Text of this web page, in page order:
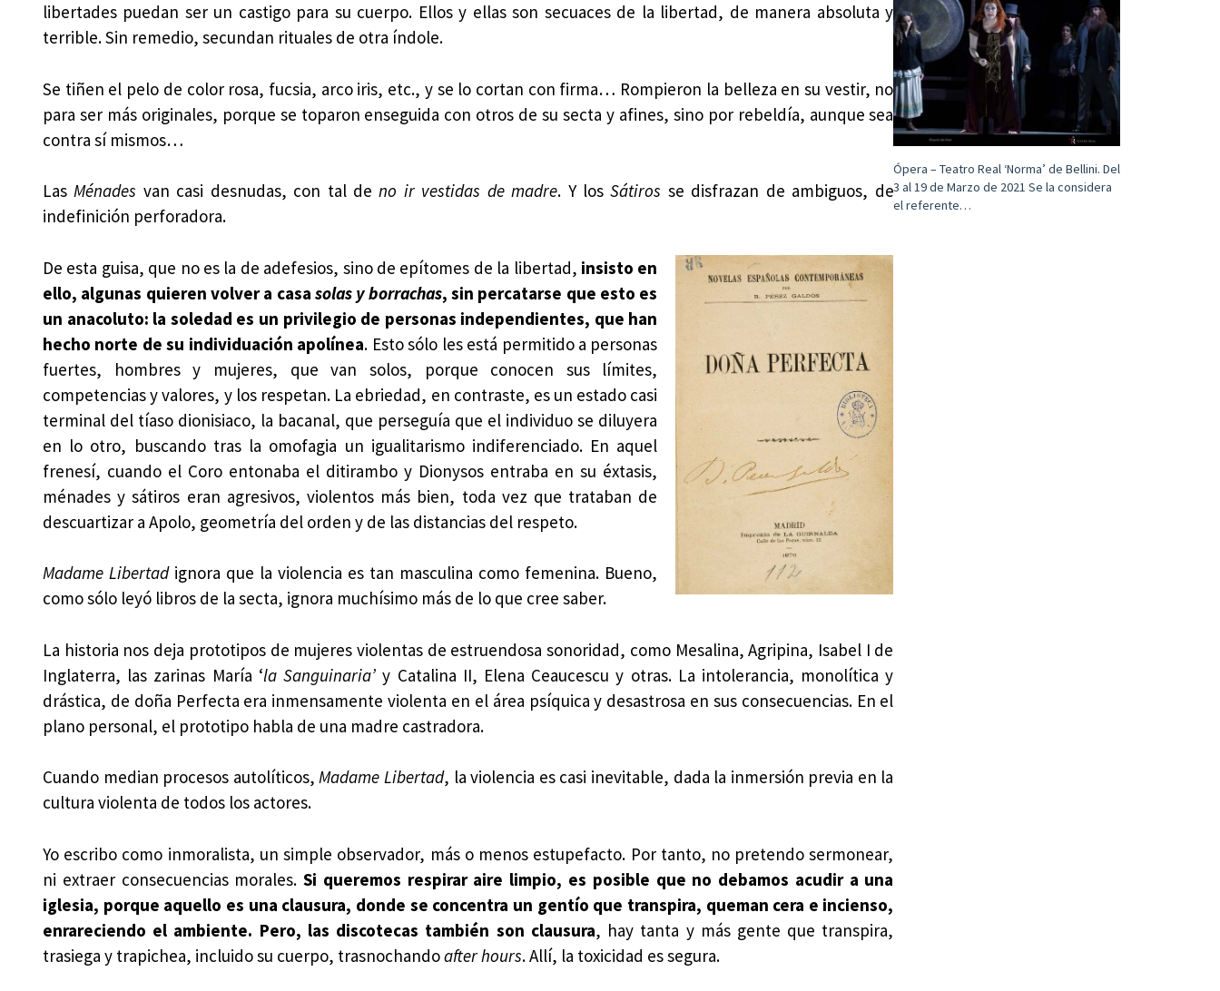
libertades puedan ser un castigo para su cuerpo. Ellos y ellas son secuaces de la libertad, de manera absoluta y
terrible. Sin remedio, secundan rituales de otra índole.
Se tiñen el pelo de color rosa, fucsia, arco iris, etc., y se lo cortan con firma… Rompieron la belleza en su vestir, no
para ser más originales, porque se toparon enseguida con otros de su secta y afines, sino por rebeldía, aunque sea
contra sí mismos…
LasMénades van casi desnudas, con tal deno ir vestidas de madre. Y losSátiros se disfrazan de ambiguos, de
indefinición perforadora.
De esta guisa, que no es la de adefesios, sino de epítomes de la libertad, insisto en
ello, algunas quieren volver a casasolas y borrachas, sin percatarse que esto es
un anacoluto: la soledad es un privilegio de personas independientes, que han
hecho norte de su individuación apolínea. Esto sólo les está permitido a personas
fuertes, hombres y mujeres, que van solos, porque conocen sus límites,
competencias y valores, y los respetan. La ebriedad, en contraste, es un estado casi
terminal del tíaso dionisiaco, la bacanal, que perseguía que el individuo se diluyera
en lo otro, buscando tras la omofagia un igualitarismo indiferenciado. En aquel
frenesí, cuando el Coro entonaba el ditirambo y Dionysos entraba en su éxtasis,
ménades y sátiros eran agresivos, violentos más bien, toda vez que trataban de
descuartizar a Apolo, geometría del orden y de las distancias del respeto.
Madame Libertadignora que la violencia es tan masculina como femenina. Bueno,
como sólo leyó libros de la secta, ignora muchísimo más de lo que cree saber.
La historia nos deja prototipos de mujeres violentas de estruendosa sonoridad, como Mesalina, Agripina, Isabel I de
Inglaterra, las zarinas María ‘la Sanguinaria’ y Catalina II, Elena Ceaucescu y otras. La intolerancia, monolítica y
drástica, de doña Perfecta era inmensamente violenta en el área psíquica y desastrosa en sus consecuencias. En el
plano personal, el prototipo habla de una madre castradora.
Cuando median procesos autolíticos,Madame Libertad, la violencia es casi inevitable, dada la inmersión previa en la
cultura violenta de todos los actores.
Yo escribo como inmoralista, un simple observador, más o menos estupefacto. Por tanto, no pretendo sermonear,
ni extraer consecuencias morales.Si queremos respirar aire limpio, es posible que no debamos acudir a una
iglesia, porque aquello es una clausura, donde se concentra un gentío que transpira, queman cera e incienso,
enrareciendo el ambiente. Pero, las discotecas también son clausura, hay tanta y más gente que transpira,
trasiega y trapichea, incluido su cuerpo, trasnochandoafter hours. Allí, la toxicidad es segura.
Ópera – Teatro Real ‘Norma’ de Bellini. Del
3 al 19 de Marzo de 2021 Se la considera
el referente…